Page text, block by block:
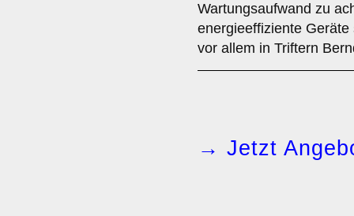
Wartungsaufwand zu
energieeffiziente
vor allem in Triftern
→ Jetzt